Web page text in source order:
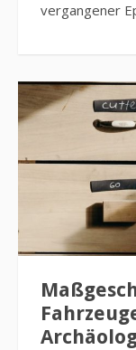
vergangener